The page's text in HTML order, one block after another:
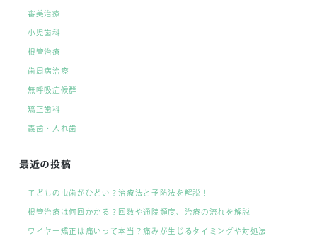
審美治療
小児歯科
根管治療
歯周病治療
無呼吸症候群
矯正歯科
義歯・入れ歯
最近の投稿
子どもの虫歯がひどい？治療法と予防法を解説！
根管治療は何回かかる？回数や通院頻度、治療の流れを解説
ワイヤー矯正は痛いって本当？痛みが生じるタイミングや対処法